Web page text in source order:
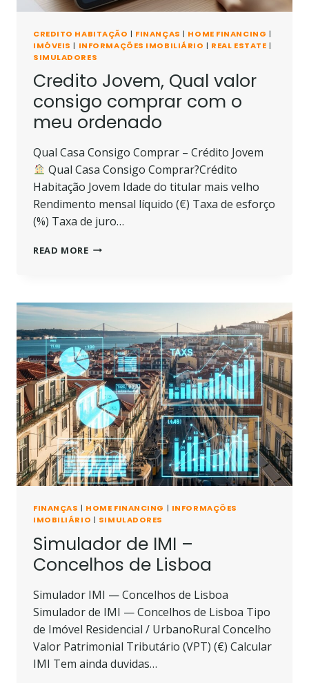
CREDITO HABITAÇÃO | FINANÇAS | HOME FINANCING |
IMÓVEIS | INFORMAÇÕES IMOBILIÁRIO | REAL ESTATE |
SIMULADORES
Credito Jovem, Qual valor
consigo comprar com o
meu ordenado
Qual Casa Consigo Comprar – Crédito Jovem
Qual Casa Consigo Comprar?Crédito
Habitação Jovem Idade do titular mais velho
Rendimento mensal líquido (€) Taxa de esforço
(%) Taxa de juro…
READ MORE CREDITO
CONSIGO
COMPRAR
COM
O
MEU
ORDENADO
FINANÇAS | HOME FINANCING | INFORMAÇÕES
IMOBILIÁRIO | SIMULADORES
Simulador de IMI –
Concelhos de Lisboa
Simulador IMI — Concelhos de Lisboa
Simulador de IMI — Concelhos de Lisboa Tipo
de Imóvel Residencial / UrbanoRural Concelho
Valor Patrimonial Tributário (VPT) (€) Calcular
IMI Tem ainda duvidas…